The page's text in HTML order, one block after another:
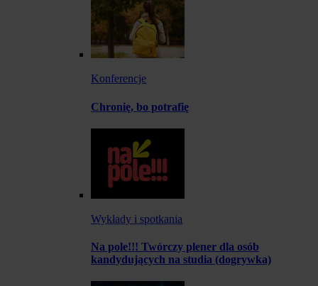
Konferencje
Chronię, bo potrafię
Wykłady i spotkania
Na pole!!! Twórczy plener dla osób
kandydujących na studia (dogrywka)